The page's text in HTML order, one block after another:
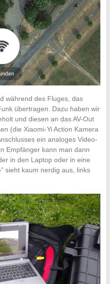
während des Fluges, das
übertragen. Dazu haben wir
und diesen an das AV-Out
(die Xiaomi-Yi Action Kamera
ein analoges Video-
Empfänger kann man dann
in den Laptop oder in eine
sieht kaum nerdig aus, links